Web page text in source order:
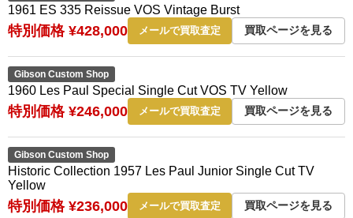
1961 ES 335 Reissue VOS Vintage Burst
特別価格 ¥428,000 メールで買取査定 買取ページを見る
Gibson Custom Shop
1960 Les Paul Special Single Cut VOS TV Yellow
特別価格 ¥246,000 メールで買取査定 買取ページを見る
Gibson Custom Shop
Historic Collection 1957 Les Paul Junior Single Cut TV
Yellow
特別価格 ¥236,000 メールで買取査定 買取ページを見る